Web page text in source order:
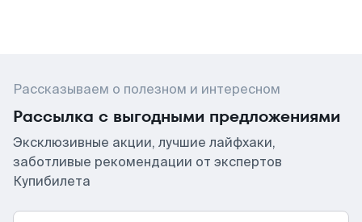
Рассказываем о полезном и интересном
Рассылка с выгодными предложениями
Эксклюзивные акции, лучшие лайфхаки,
заботливые рекомендации от экспертов
Купибилета